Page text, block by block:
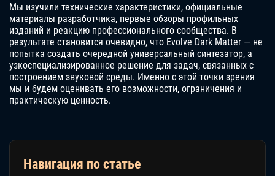
Мы изучили технические характеристики, официальные
материалы разработчика, первые обзоры профильных
изданий и реакцию профессионального сообщества. В
результате становится очевидно, что Evolve Dark Matter — не
попытка создать очередной универсальный синтезатор, а
узкоспециализированное решение для задач, связанных с
построением звуковой среды. Именно с этой точки зрения
мы и будем оценивать его возможности, ограничения и
практическую ценность.
Навигация по статье